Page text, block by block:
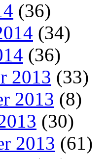
(36)
(34)
(36)
2013 (33)
2013 (8)
(30)
2013 (61)